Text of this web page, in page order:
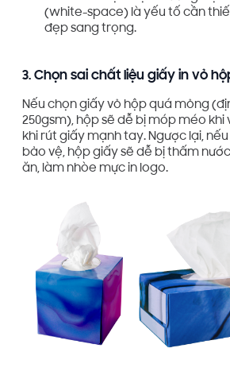
(white-space) là yếu tố cần
đẹp sang trọng.
3. Chọn sai chất liệu giấy in vỏ
Nếu chọn giấy vỏ hộp quá mỏng
250gsm), hộp sẽ dễ bị móp méo
khi rút giấy mạnh tay. Ngược lại,
bảo vệ, hộp giấy sẽ dễ bị thấm
ăn, làm nhòe mực in logo.